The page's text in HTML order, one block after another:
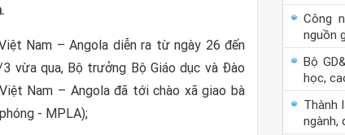
Nam – Angola diễn ra từ ngày 26 đến
vừa qua, Bộ trưởng Bộ Giáo dục và Đào
Nam – Angola đã tới chào xã giao bà
- MPLA);
Công
nguồn
Bộ
học,
Thành
ngành,